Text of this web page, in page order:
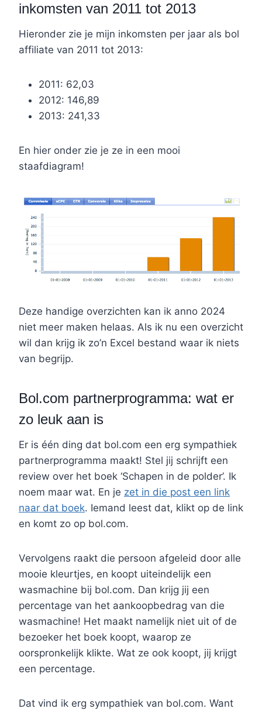
inkomsten van 2011 tot 2013
Hieronder zie je mijn inkomsten per jaar als bol
affiliate van 2011 tot 2013:
2011: 62,03
2012: 146,89
2013: 241,33
En hier onder zie je ze in een mooi
staafdiagram!
Deze handige overzichten kan ik anno 2024
niet meer maken helaas. Als ik nu een overzicht
wil dan krijg ik zo’n Excel bestand waar ik niets
van begrijp.
Bol.com partnerprogramma: wat er
zo leuk aan is
Er is één ding dat bol.com een erg sympathiek
partnerprogramma maakt! Stel jij schrijft een
review over het boek ‘Schapen in de polder’. Ik
noem maar wat. En je zet in die post een link
naar dat boek. Iemand leest dat, klikt op de link
en komt zo op bol.com.
Vervolgens raakt die persoon afgeleid door alle
mooie kleurtjes, en koopt uiteindelijk een
wasmachine bij bol.com. Dan krijg jij een
percentage van het aankoopbedrag van die
wasmachine! Het maakt namelijk niet uit of de
bezoeker het boek koopt, waarop ze
oorspronkelijk klikte. Wat ze ook koopt, jij krijgt
een percentage.
Dat vind ik erg sympathiek van bol.com. Want